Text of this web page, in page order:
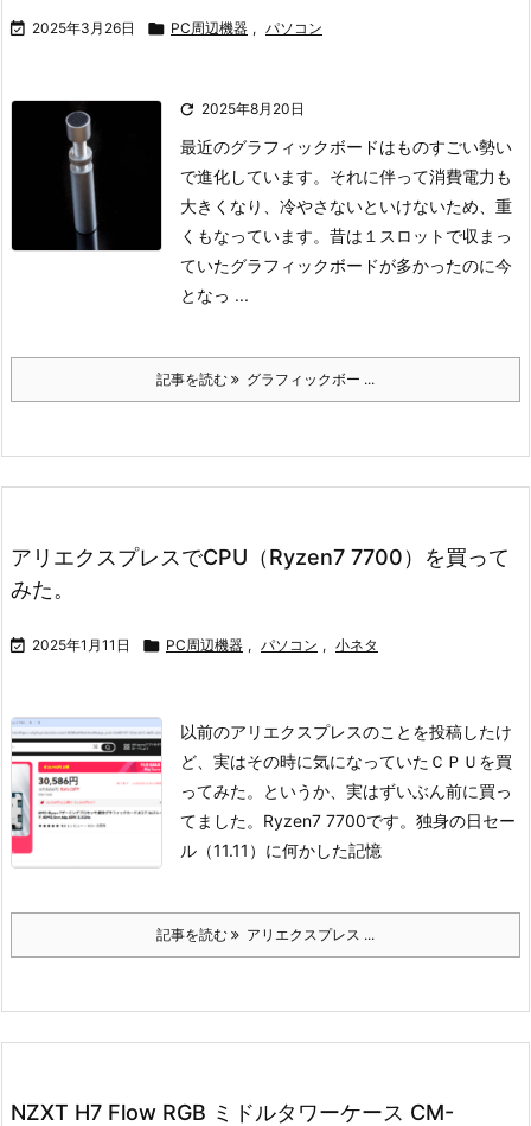
 2025年3月26日  PC周辺機器 , パソコン
 2025年8月20日
最近のグラフィックボードはものすごい勢い
で進化しています。 それに伴って消費電力も
大きくなり、冷やさないといけないため、重
くもなっています。 昔は１スロットで収まっ
ていたグラフィックボードが多かったのに今
となっ ...
記事を読む グラフィックボー ...
アリエクスプレスでCPU（Ryzen7 7700）を買って
みた。
 2025年1月11日  PC周辺機器 , パソコン , 小ネタ
以前のアリエクスプレスのことを投稿したけ
ど、実はその時に気になっていたＣＰＵを買
ってみた。
というか、実はずいぶん前に買っ
てました。Ryzen7 7700です。 独身の日セー
ル（11.11）に何かした記憶
記事を読む アリエクスプレス ...
NZXT H7 Flow RGB ミドルタワーケース CM-